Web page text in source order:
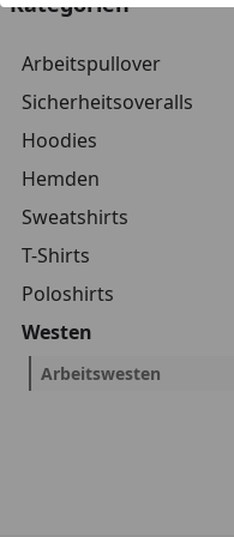
Arbeitspullover
Sicherheitsoveralls
Hoodies
Hemden
Sweatshirts
T-Shirts
Poloshirts
Westen
Arbeitswesten